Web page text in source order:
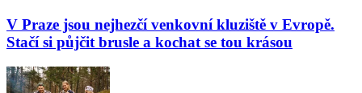
V Praze jsou nejhezčí venkovní kluziště v Evropě.
Stačí si půjčit brusle a kochat se tou krásou